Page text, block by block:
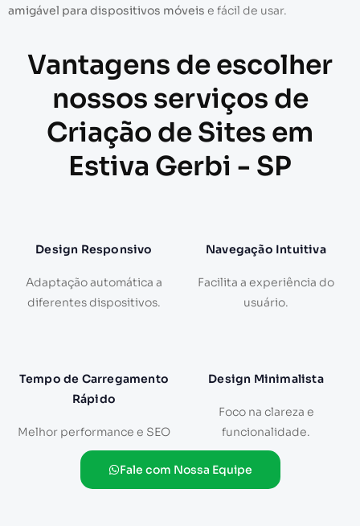
amigável para dispositivos móveis e fácil de usar.
Vantagens de escolher
nossos serviços de
Criação de Sites em
Estiva Gerbi - SP
Design Responsivo
Adaptação automática a
diferentes dispositivos.
Navegação Intuitiva
Facilita a experiência do
usuário.
Tempo de Carregamento
Rápido
Melhor performance e SEO
Design Minimalista
Foco na clareza e
funcionalidade.
Fale com Nossa Equipe